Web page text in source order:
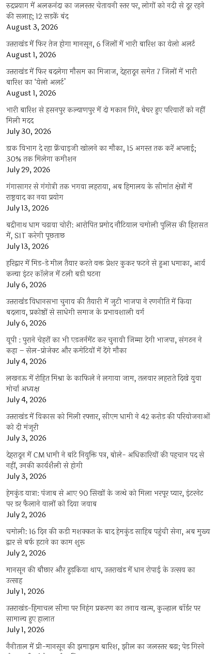
रुद्रप्रयाग में अलकनंदा का जलस्तर चेतावनी स्तर पर, लोगों को नदी से दूर रहने
की सलाह; 12 सड़कें बंद
August 3, 2026
उत्तराखंड में फिर तेज होगा मानसून, 6 जिलों में भारी बारिश का येलो अलर्ट
August 1, 2026
उत्तराखंड में फिर बदलेगा मौसम का मिजाज, देहरादून समेत 7 जिलों में भारी
बारिश का ‘येलो अलर्ट’
August 1, 2026
भारी बारिश से हसनपुर कल्याणपुर में दो मकान गिरे, बेघर हुए परिवारों को नहीं
मिली मदद
July 30, 2026
डाक विभाग दे रहा फ्रेंचाइजी खोलने का मौका, 15 अगस्त तक करें अप्लाई;
30% तक मिलेगा कमीशन
July 29, 2026
गंगासागर से गंगोत्री तक भगवा लहराया, अब हिमालय के सीमांत क्षेत्रों में
राष्ट्रवाद का नया प्रयोग
July 13, 2026
बद्रीनाथ धाम चढ़ावा चोरी: आरोपित प्रमोद नौटियाल चमोली पुलिस की हिरासत
में, SIT करेगी पूछताछ
July 13, 2026
हरिद्वार में मिड-डे मील तैयार करते वक्त प्रेशर कुकर फटने से हुआ धमाका, आर्य
कन्या इंटर कॉलेज में टली बड़ी घटना
July 6, 2026
उत्तराखंंड विधानसभा चुनाव की तैयारी में जुटी भाजपा ने रणनीति में किया
बदलाव, प्रकोष्ठों से साधेगी समाज के प्रभावशाली वर्ग
July 6, 2026
यूपी : पुराने चेहरों का भी एडजर्नमेंट कर चुनावी जिम्मा देगी भाजपा, संगठन ने
कहा – सेल-प्रोजेक्ट और कमेटियों में देंगे मौका
July 4, 2026
लखनऊ में रोहित मिश्रा के काफिले ने लगाया जाम, तलवार लहराते दिखे युवा
मोर्चा अध्यक्ष
July 4, 2026
उत्तराखंड में विकास को मिली रफ्तार, सीएम धामी ने 42 करोड़ की परियोजनाओं
को दी मंजूरी
July 3, 2026
देहरादून में CM धामी ने बांटे नियुक्ति पत्र, बोले- अधिकारियों की पहचान पद से
नहीं, उनकी कार्यशैली से होगी
July 3, 2026
हेमकुंड यात्रा: पंजाब से आए 90 सिखों के जत्थे को मिला भरपूर प्यार, इंटरनेट
पर डर फैलाने वालों को दिया जवाब
July 2, 2026
चमोली: 16 दिन की कड़ी मशक्कत के बाद हेमकुंड साहिब पहुंची सेना, अब मुख्य
द्वार से बर्फ हटाने का काम शुरू
July 2, 2026
मानसून की बौछार और हुड़किया थाप, उत्तराखंड में धान रोपाई के उत्सव का
उत्साह
July 1, 2026
उत्तराखंड-हिमाचल सीमा पर निहंग प्रकरण का तनाव खत्म, कुल्हाल बॉर्डर पर
सामान्य हुए हालात
July 1, 2026
नैनीताल में प्री-मानसून की झमाझम बारिश, झील का जलस्तर बढ़ा; पेड़ गिरने